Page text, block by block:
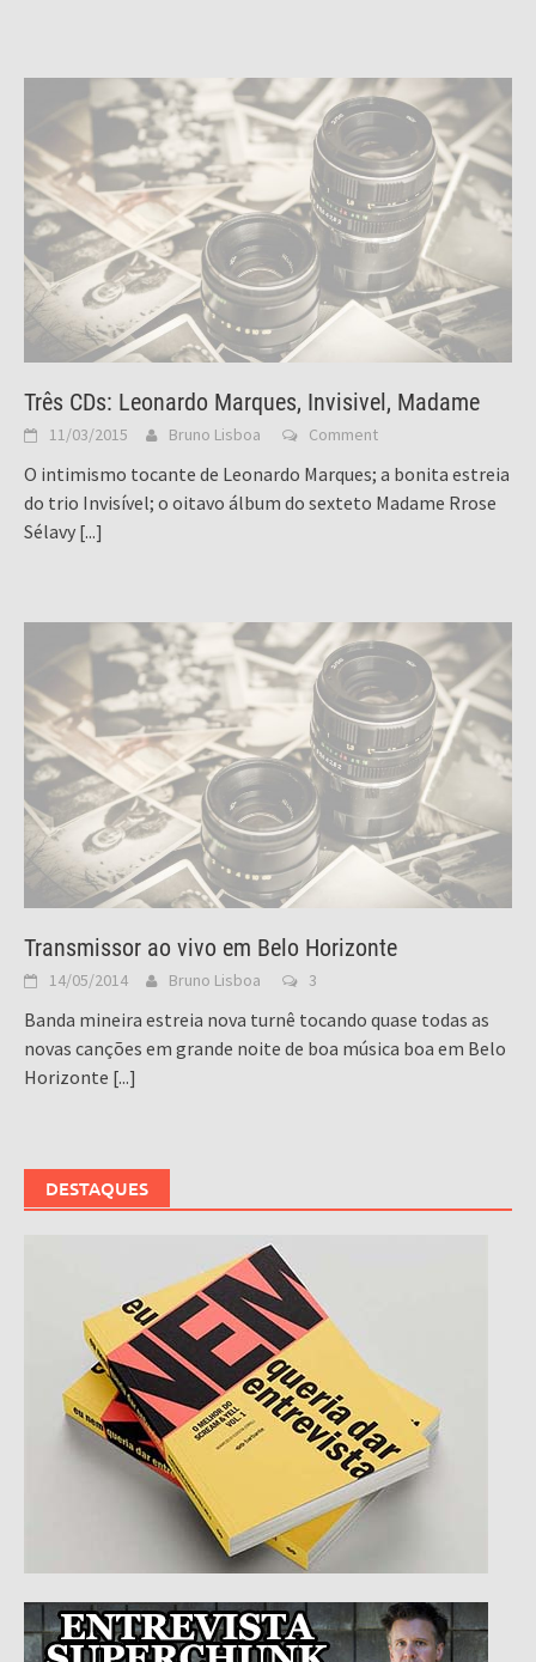
Três CDs: Leonardo Marques, Invisivel, Madame
11/03/2015 Bruno Lisboa Comment
O intimismo tocante de Leonardo Marques; a bonita estreia
do trio Invisível; o oitavo álbum do sexteto Madame Rrose
Sélavy [...]
Transmissor ao vivo em Belo Horizonte
14/05/2014 Bruno Lisboa 3
Banda mineira estreia nova turnê tocando quase todas as
novas canções em grande noite de boa música boa em Belo
Horizonte [...]
DESTAQUES